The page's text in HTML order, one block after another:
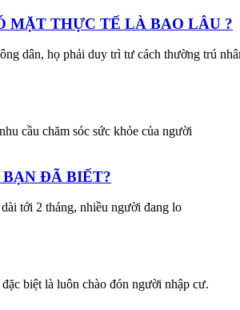
MẶT THỰC TẾ LÀ BAO LÂU ?
dân, họ phải duy trì tư cách thường trú
cầu chăm sóc sức khỏe của người
ĐÃ BIẾT?
tới 2 tháng, nhiều người đang lo
biệt là luôn chào đón người nhập cư.